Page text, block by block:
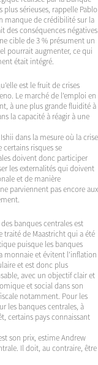
plus sérieuses, rappelle Pablo
manque de crédibilité sur la
des conséquences négatives
cible de 3 % présument un
pourrait augmenter, ce qui
était intégré.
est le fruit de crises
Le marché de l’emploi en
à une plus grande fluidité à
la capacité à réagir à une
dans la mesure où la crise
risques se
doivent donc participer
les externalités qui doivent
et de manière
parviennent pas encore aux
banques centrales est
traité de Maastricht qui a été
puisque les banques
monnaie et évitent l’inflation
et est donc plus
avec un objectif clair et
et social dans son
notamment. Pour les
les banques centrales, à
certains pays connaissant
son prix, estime Andrew
Il doit, au contraire, être